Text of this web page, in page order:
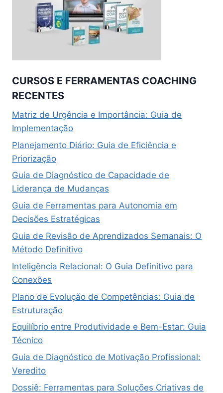
CURSOS E FERRAMENTAS COACHING
RECENTES
Matriz de Urgência e Importância: Guia de
Implementação
Planejamento Diário: Guia de Eficiência e
Priorização
Guia de Diagnóstico de Capacidade de
Liderança de Mudanças
Guia de Ferramentas para Autonomia em
Decisões Estratégicas
Guia de Revisão de Aprendizados Semanais: O
Método Definitivo
Inteligência Relacional: O Guia Definitivo para
Conexões
Plano de Evolução de Competências: Guia de
Estruturação
Equilíbrio entre Produtividade e Bem-Estar: Guia
Técnico
Guia de Diagnóstico de Motivação Profissional:
Veredito
Dossiê: Ferramentas para Soluções Criativas de